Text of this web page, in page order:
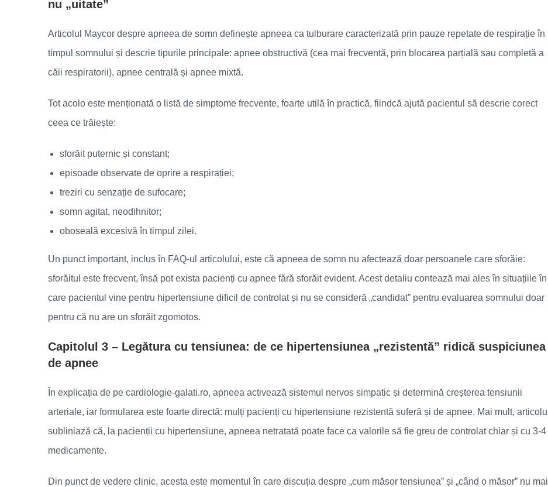
nu „uitate”
Articolul Maycor despre apneea de somn definește apneea ca tulburare caracterizată prin pauze repetate de respirație în
timpul somnului și descrie tipurile principale: apnee obstructivă (cea mai frecventă, prin blocarea parțială sau completă a
căii respiratorii), apnee centrală și apnee mixtă.
Tot acolo este menționată o listă de simptome frecvente, foarte utilă în practică, fiindcă ajută pacientul să descrie corect
ceea ce trăiește:
sforăit puternic și constant;
episoade observate de oprire a respirației;
treziri cu senzație de sufocare;
somn agitat, neodihnitor;
oboseală excesivă în timpul zilei.
Un punct important, inclus în FAQ-ul articolului, este că apneea de somn nu afectează doar persoanele care sforăie:
sforăitul este frecvent, însă pot exista pacienți cu apnee fără sforăit evident. Acest detaliu contează mai ales în situațiile în
care pacientul vine pentru hipertensiune dificil de controlat și nu se consideră „candidat” pentru evaluarea somnului doar
pentru că nu are un sforăit zgomotos.
Capitolul 3 – Legătura cu tensiunea: de ce hipertensiunea „rezistentă” ridică suspiciunea
de apnee
În explicația de pe cardiologie-galati.ro, apneea activează sistemul nervos simpatic și determină creșterea tensiunii
arteriale, iar formularea este foarte directă: mulți pacienți cu hipertensiune rezistentă suferă și de apnee. Mai mult, articolul
subliniază că, la pacienții cu hipertensiune, apneea netratată poate face ca valorile să fie greu de controlat chiar și cu 3-4
medicamente.
Din punct de vedere clinic, acesta este momentul în care discuția despre „cum măsor tensiunea” și „când o măsor” nu mai